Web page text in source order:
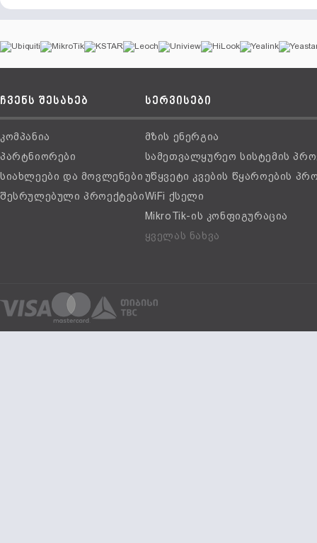
ჩვენს შესახებ
კომპანია
პარტნიორები
სიახლეები და მოვლენები
შესრულებული პროექტები
სერვისები
მზის ენერგია
სამეთვალყურეო სისტემის
უწყვეტი კვების წყაროების
WiFi ქსელი
MikroTik-ის კონფიგურაცია
ყველას ნახვა